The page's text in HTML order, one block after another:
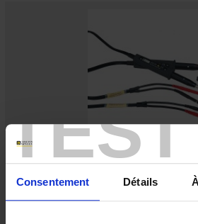
TEST
Consentement Détails
Accessories for micro-
Double test probes and Kelvin clamps for